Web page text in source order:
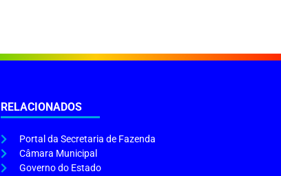
RELACIONADOS
Portal da Secretaria de Fazenda
Câmara Municipal
Governo do Estado